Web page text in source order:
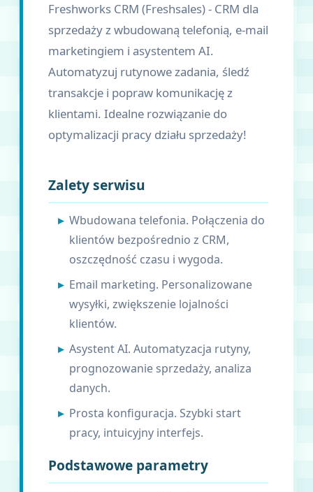
Freshworks CRM (Freshsales) - CRM dla
sprzedaży z wbudowaną telefonią, e-mail
marketingiem i asystentem AI.
Automatyzuj rutynowe zadania, śledź
transakcje i popraw komunikację z
klientami. Idealne rozwiązanie do
optymalizacji pracy działu sprzedaży!
Zalety serwisu
Wbudowana telefonia. Połączenia do
klientów bezpośrednio z CRM,
oszczędność czasu i wygoda.
Email marketing. Personalizowane
wysyłki, zwiększenie lojalności
klientów.
Asystent AI. Automatyzacja rutyny,
prognozowanie sprzedaży, analiza
danych.
Prosta konfiguracja. Szybki start
pracy, intuicyjny interfejs.
Podstawowe parametry